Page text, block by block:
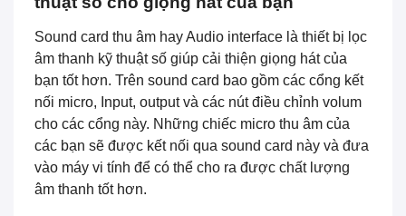
Sound card thu âm hay Audio interface là thiết bị lọc
âm thanh kỹ thuật số giúp cải thiện giọng hát của
bạn tốt hơn. Trên sound card bao gồm các cổng kết
nối micro, Input, output và các nút điều chỉnh volum
cho các cổng này. Những chiếc micro thu âm của
các bạn sẽ được kết nối qua sound card này và đưa
vào máy vi tính để có thể cho ra được chất lượng
âm thanh tốt hơn.